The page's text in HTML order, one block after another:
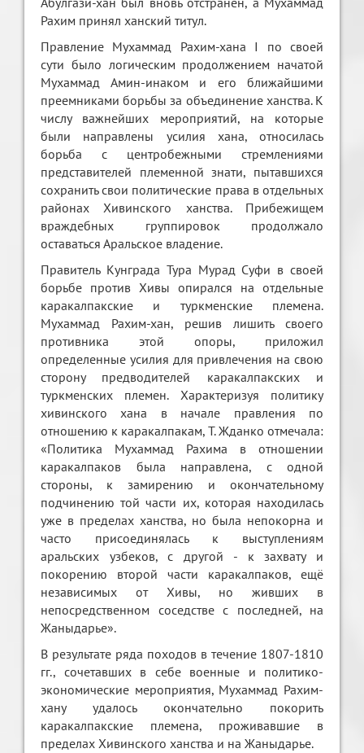
Рахим принял ханский титул.
Правление Мухаммад Рахим-хана I по своей
сути было логическим продолжением начатой
Мухаммад Амин-инаком и его ближайшими
преемниками борьбы за объединение ханства. К
числу важнейших мероприятий, на которые
были направлены усилия хана, относилась
борьба с центробежными стремлениями
представителей племенной знати, пытавшихся
сохранить свои политические права в отдельных
районах Хивинского ханства. Прибежищем
враждебных группировок продолжало
оставаться Аральское владение.
Правитель Кунграда Тура Мурад Суфи в своей
борьбе против Хивы опирался на отдельные
каракалпакские и туркменские племена.
Мухаммад Рахим-хан, решив лишить своего
противника этой опоры, приложил
определенные усилия для привлечения на свою
сторону предводителей каракалпакских и
туркменских племен. Характеризуя политику
хивинского хана в начале правления по
отношению к каракалпакам, Т. Жданко отмечала:
«Политика Мухаммад Рахима в отношении
каракалпаков была направлена, с одной
стороны, к замирению и окончательному
подчинению той части их, которая находилась
уже в пределах ханства, но была непокорна и
часто присоединялась к выступлениям
аральских узбеков, с другой - к захвату и
покорению второй части каракалпаков, ещё
независимых от Хивы, но живших в
непосредственном соседстве с последней, на
Жаныдарье».
В результате ряда походов в течение 1807-1810
гг., сочетавших в себе военные и политико-
экономические мероприятия, Мухаммад Рахим-
хану удалось окончательно покорить
каракалпакские племена, проживавшие в
пределах Хивинского ханства и на Жаныдарье.